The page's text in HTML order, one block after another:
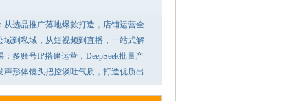
从选品推广落地爆款打造，店铺运营全
域到私域，从短视频到直播，一站式解
多账号IP搭建运营，DeepSeek批量产
声形体镜头把控谈吐气质，打造优质出